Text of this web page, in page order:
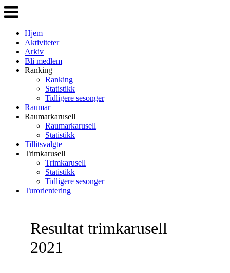
Veksle
navigasjon
Hjem
Aktiviteter
Arkiv
Bli medlem
Ranking
Ranking
Statistikk
Tidligere sesonger
Raumar
Raumarkarusell
Raumarkarusell
Statistikk
Tillitsvalgte
Trimkarusell
Trimkarusell
Statistikk
Tidligere sesonger
Turorientering
Resultat trimkarusell
2021